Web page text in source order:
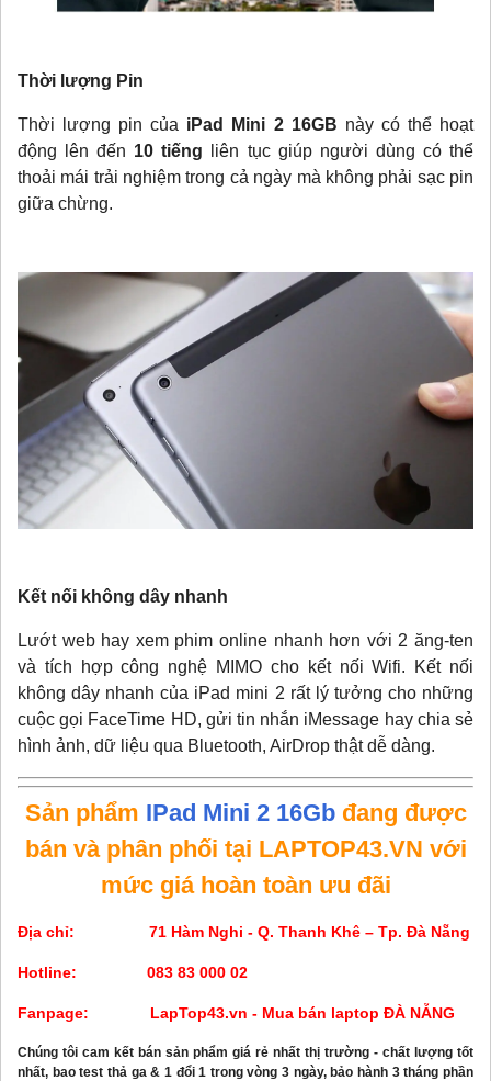
Thời lượng Pin
Thời lượng pin của iPad Mini 2 16GB này có thể hoạt
động lên đến 10 tiếng liên tục giúp người dùng có thể
thoải mái trải nghiệm trong cả ngày mà không phải sạc pin
giữa chừng.
Kết nối không dây nhanh
Lướt web hay xem phim online nhanh hơn với 2 ăng-ten
và tích hợp công nghệ MIMO cho kết nối Wifi. Kết nối
không dây nhanh của iPad mini 2 rất lý tưởng cho những
cuộc gọi FaceTime HD, gửi tin nhắn iMessage hay chia sẻ
hình ảnh, dữ liệu qua Bluetooth, AirDrop thật dễ dàng.
Sản phẩm IPad Mini 2 16Gbđang được
bán và phân phối tại LAPTOP43.VN với
mức giá hoàn toàn ưu đãi
Địa chỉ: 71 Hàm Nghi - Q. Thanh Khê – Tp. Đà Nẵng
Hotline: 083 83 000 02
Fanpage: LapTop43.vn - Mua bán laptop ĐÀ NẴNG
Chúng tôi cam kết bán sản phẩm giá rẻ nhất thị trường - chất lượng tốt
nhất, bao test thả ga & 1 đổi 1 trong vòng 3 ngày, bảo hành 3 tháng phần